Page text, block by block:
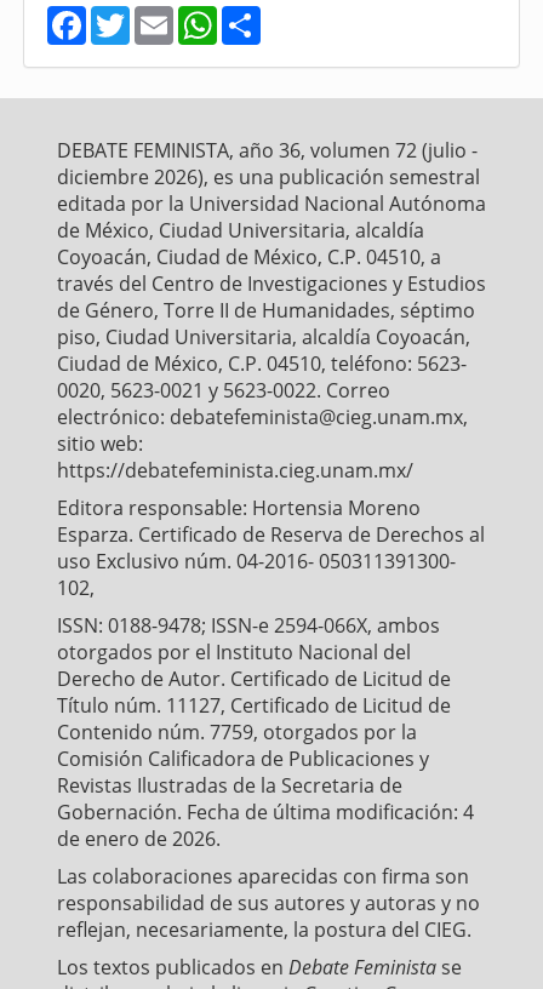
F
a
c
e
b
k
T
w
t
t
E
m
a
i
l
W
h
a
t
s
p
S
h
r
e
DEBATE FEMINISTA, año 36, volumen 72 (julio -
diciembre 2026), es una publicación semestral
editada por la Universidad Nacional Autónoma
de México, Ciudad Universitaria, alcaldía
Coyoacán, Ciudad de México, C.P. 04510, a
través del Centro de Investigaciones y Estudios
de Género, Torre II de Humanidades, séptimo
piso, Ciudad Universitaria, alcaldía Coyoacán,
Ciudad de México, C.P. 04510, teléfono: 5623-
0020, 5623-0021 y 5623-0022. Correo
electrónico: debatefeminista@cieg.unam.mx,
sitio web:
https://debatefeminista.cieg.unam.mx/
Editora responsable: Hortensia Moreno
Esparza. Certificado de Reserva de Derechos al
uso Exclusivo núm. 04-2016- 050311391300-
102,
ISSN: 0188-9478; ISSN-e 2594-066X, ambos
otorgados por el Instituto Nacional del
Derecho de Autor. Certificado de Licitud de
Título núm. 11127, Certificado de Licitud de
Contenido núm. 7759, otorgados por la
Comisión Calificadora de Publicaciones y
Revistas Ilustradas de la Secretaria de
Gobernación. Fecha de última modificación: 4
de enero de 2026.
Las colaboraciones aparecidas con firma son
responsabilidad de sus autores y autoras y no
reflejan, necesariamente, la postura del CIEG.
Los textos publicados en Debate Feministase